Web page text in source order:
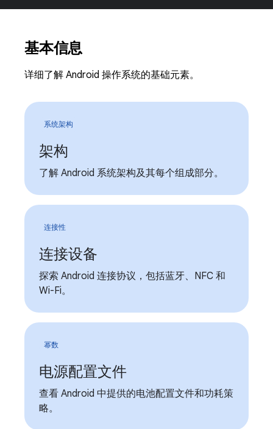
基本信息
详细了解 Android 操作系统的基础元素。
系统架构
架构
了解 Android 系统架构及其每个组成部分。
连接性
连接设备
探索 Android 连接协议，包括蓝牙、NFC 和
Wi-Fi。
幂数
电源配置文件
查看 Android 中提供的电池配置文件和功耗策
略。